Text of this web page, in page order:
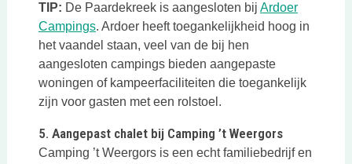
TIP: De Paardekreek is aangesloten bij Ardoer
CampingsDeze link opent in een nieuwe tab
. Ardoer heeft toegankelijkheid hoog in
het vaandel staan, veel van de bij hen
aangesloten campings bieden aangepaste
woningen of kampeerfaciliteiten die toegankelijk
zijn voor gasten met een rolstoel.
5. Aangepast chalet bij Camping ’t Weergors
Camping ’t Weergors is een echt familiebedrijf en